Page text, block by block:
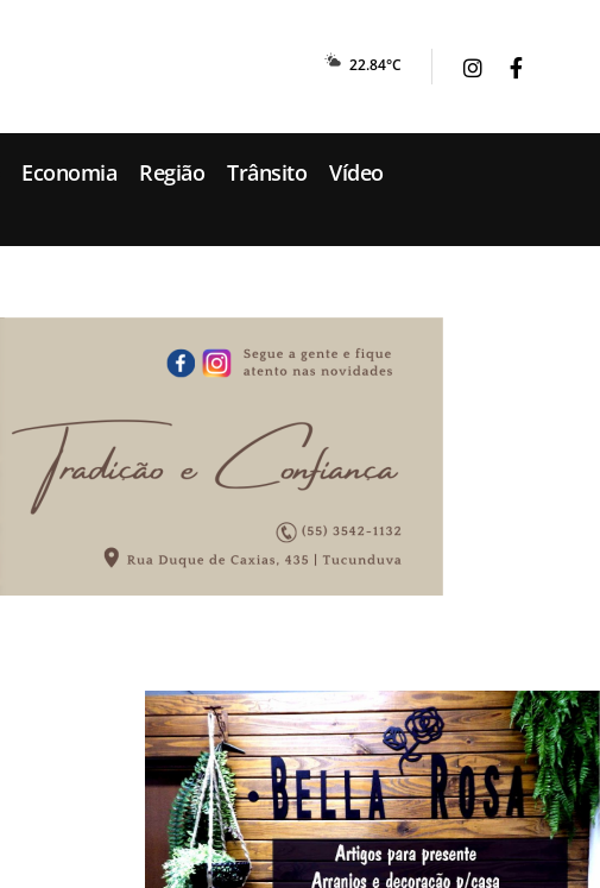
22.84°C
Economia Região Trânsito
Vídeo